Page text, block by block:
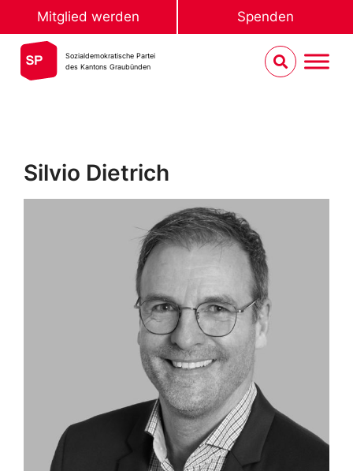
Mitglied werden Spenden
Sozialdemokratische Partei
des Kantons Graubünden
Silvio Dietrich